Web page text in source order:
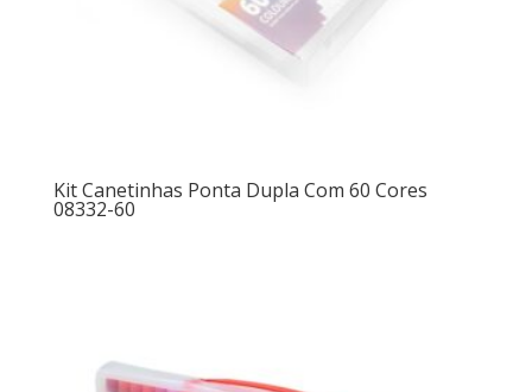
Kit Canetinhas Ponta Dupla Com 60 Cores
08332-60